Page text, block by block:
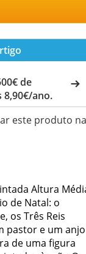
de
8,90€/ano.
este produto na
Altura
de Natal: o
os Três Reis
pastor e um
de uma figura